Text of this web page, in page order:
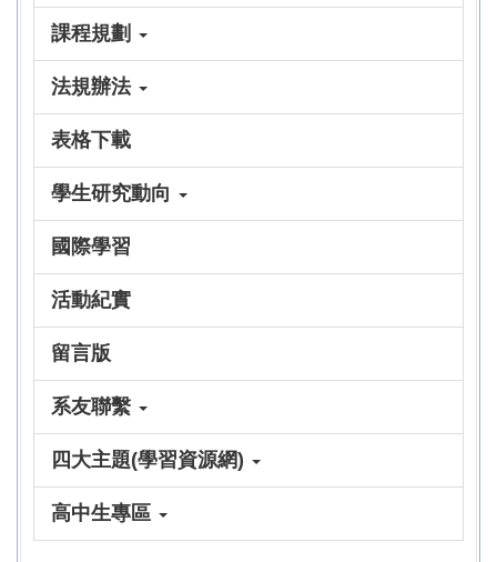
課程規劃
法規辦法
表格下載
學生研究動向
國際學習
活動紀實
留言版
系友聯繫
四大主題(學習資源網)
高中生專區